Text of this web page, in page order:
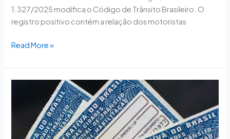
1.327/2025 modifica o Código de Trânsito Brasileiro. O
registro positivo contém a relação dos motoristas
Read More »
renovação
automática